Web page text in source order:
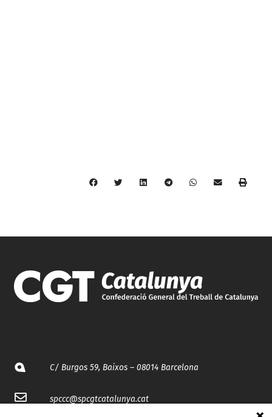
C/ Burgos 59, Baixos – 08014 Barcelona
spccc@spcgtcatalunya.cat